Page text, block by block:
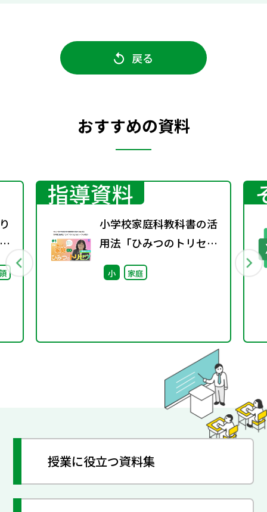
戻る
おすすめの資料
指導資料
小学校家庭科教科書の活
用法「ひみつのトリセ
ツ」
小 家庭
授業に役立つ資料集